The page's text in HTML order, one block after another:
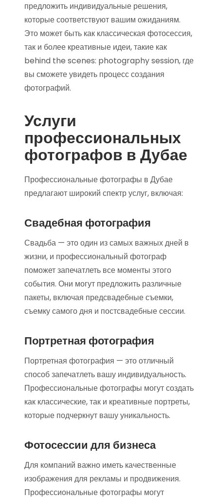
предложить индивидуальные решения,
которые соответствуют вашим ожиданиям.
Это может быть как классическая фотосессия,
так и более креативные идеи, такие как
behind the scenes: photography session, где
вы сможете увидеть процесс создания
фотографий.
Услуги
профессиональных
фотографов в Дубае
Профессиональные фотографы в Дубае
предлагают широкий спектр услуг, включая:
Свадебная фотография
Свадьба — это один из самых важных дней в
жизни, и профессиональный фотограф
поможет запечатлеть все моменты этого
события. Они могут предложить различные
пакеты, включая предсвадебные съемки,
съемку самого дня и постсвадебные сессии.
Портретная фотография
Портретная фотография — это отличный
способ запечатлеть вашу индивидуальность.
Профессиональные фотографы могут создать
как классические, так и креативные портреты,
которые подчеркнут вашу уникальность.
Фотосессии для бизнеса
Для компаний важно иметь качественные
изображения для рекламы и продвижения.
Профессиональные фотографы могут